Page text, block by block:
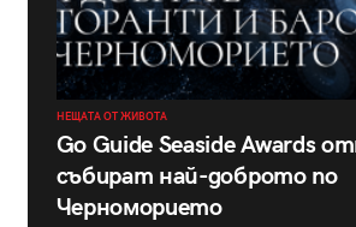
НЕЩАТА ОТ ЖИВОТА
Go Guide Seaside Awards
събират най-доброто по
Черноморието